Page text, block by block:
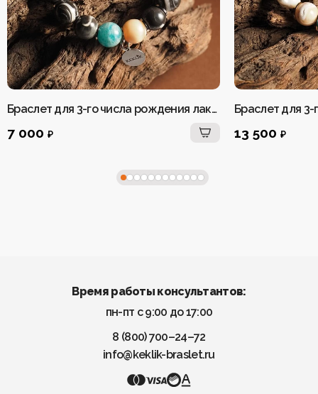
Браслет для 3-го числа рождения лаконичный
7 000 ₽ 13 500 ₽
Время работы консультантов:
пн-пт с 9:00 до 17:00
8 (800) 700–24–72
info@keklik-braslet.ru